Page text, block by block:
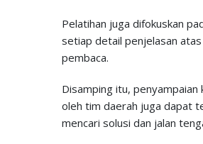
Pelatihan juga difokuskan
setiap detail penjelasan
pembaca.
Disamping itu, penyampaian
oleh tim daerah juga dapat
mencari solusi dan jalan